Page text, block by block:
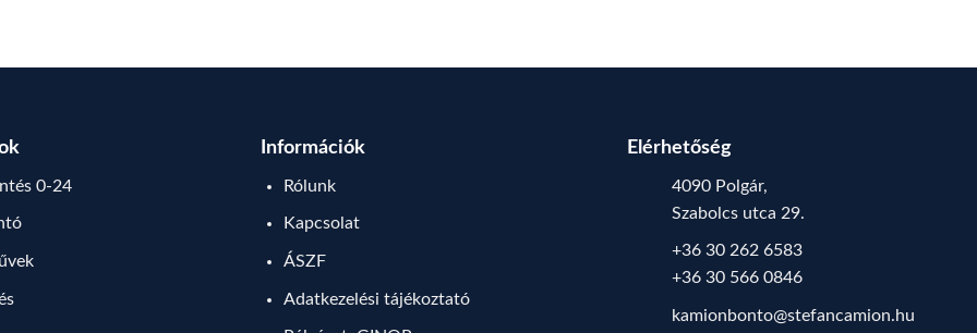
0-24
Információk
Rólunk
Kapcsolat
ÁSZF
Adatkezelési tájékoztató
Elérhetőség
4090 Polgár,
Szabolcs utca 29.
+36 30 262 6583
+36 30 566 0846
kamionbonto@stefancamion.hu